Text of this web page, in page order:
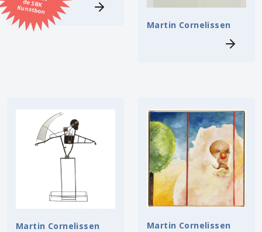
Kunstbon
Kunstenaar
Kerncollectie
Martin Cornelissen
Martin Cornelissen Martin Cornelissen